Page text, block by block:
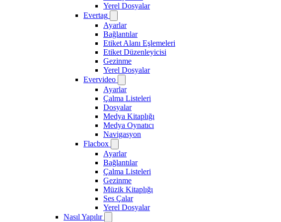
Yerel Dosyalar
Evertag
Ayarlar
Bağlantılar
Etiket Alanı Eşlemeleri
Etiket Düzenleyicisi
Gezinme
Yerel Dosyalar
Evervideo
Ayarlar
Çalma Listeleri
Dosyalar
Medya Kitaplığı
Medya Oynatıcı
Navigasyon
Flacbox
Ayarlar
Bağlantılar
Çalma Listeleri
Gezinme
Müzik Kitaplığı
Ses Çalar
Yerel Dosyalar
Nasıl Yapılır